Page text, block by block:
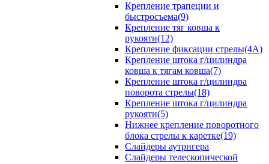
Крепление трапеции и
быстросъема(9)
Крепление тяг ковша к
рукояти(12)
Крепление фиксации стрелы(4A)
Крепление штока г/цилиндра
ковша к тягам ковша(7)
Крепление штока г/цилиндра
поворота стрелы(18)
Крепление штока г/цилиндра
рукояти(5)
Нижнее крепление поворотного
блока стрелы к каретке(19)
Слайдеры аутригера
Слайдеры телескопической